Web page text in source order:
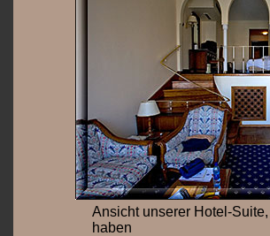
Ansicht unserer Hotel-
haben